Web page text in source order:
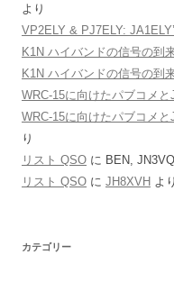
より
VP2ELY & PJ7ELY:
K1N ハイバンドの信号の到
K1N ハイバンドの信号の到
WRC-15に向けたパブコメ
WRC-15に向けたパブコメ
り
リスト QSO に BEN,
リスト QSO に JH8XVH より
カテゴリー